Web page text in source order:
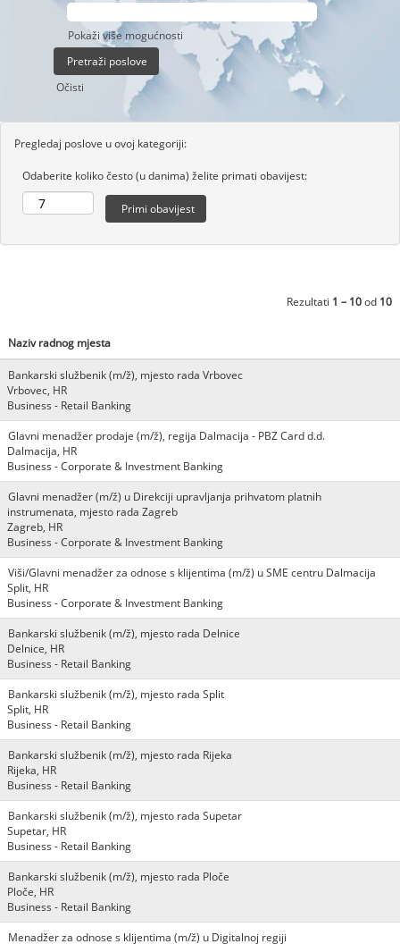
Pokaži više mogućnosti
Očisti
Pregledaj poslove u ovoj kategoriji:
Odaberite koliko često (u danima) želite primati obavijest:
Rezultati 1 – 10od 10
Naziv radnog mjesta
Bankarski službenik (m/ž), mjesto rada Vrbovec
Vrbovec, HR
Business - Retail Banking
Glavni menadžer prodaje (m/ž), regija Dalmacija - PBZ Card d.d.
Dalmacija, HR
Business - Corporate & Investment Banking
Glavni menadžer (m/ž) u Direkciji upravljanja prihvatom platnih
instrumenata, mjesto rada Zagreb
Zagreb, HR
Business - Corporate & Investment Banking
Viši/Glavni menadžer za odnose s klijentima (m/ž) u SME centru Dalmacija
Split, HR
Business - Corporate & Investment Banking
Bankarski službenik (m/ž), mjesto rada Delnice
Delnice, HR
Business - Retail Banking
Bankarski službenik (m/ž), mjesto rada Split
Split, HR
Business - Retail Banking
Bankarski službenik (m/ž), mjesto rada Rijeka
Rijeka, HR
Business - Retail Banking
Bankarski službenik (m/ž), mjesto rada Supetar
Supetar, HR
Business - Retail Banking
Bankarski službenik (m/ž), mjesto rada Ploče
Ploče, HR
Business - Retail Banking
Menadžer za odnose s klijentima (m/ž) u Digitalnoj regiji